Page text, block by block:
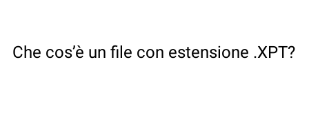
Che cos’è un file con estensione .XPT?